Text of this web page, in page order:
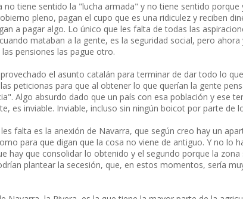
no tiene sentido la "lucha armada" y no tiene sentido
pleno, pagan el cupo que es una ridiculez y reciben
a pagar algo. Lo único que les falta de todas las
mataban a la gente, es la seguridad social, pero
pensiones las pague otro.
el asunto catalán para terminar de dar todo lo
peticionas para que al obtener lo que querían la gente
Algo absurdo dado que un país con esa población y ese
es inviable. Inviable, incluso sin ningún boicot por parte de
falta es la anexión de Navarra, que según creo hay un
para que digan que la cosa no viene de antiguo. Y no lo
hay que consolidar lo obtenido y el segundo porque la
plantear la secesión, que, en estos momentos, sería